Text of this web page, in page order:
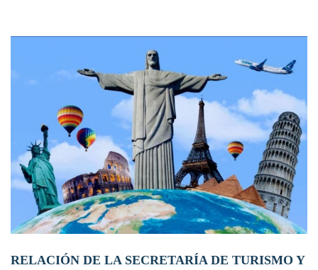
RELACIÓN DE LA SECRETARÍA DE TURISMO Y